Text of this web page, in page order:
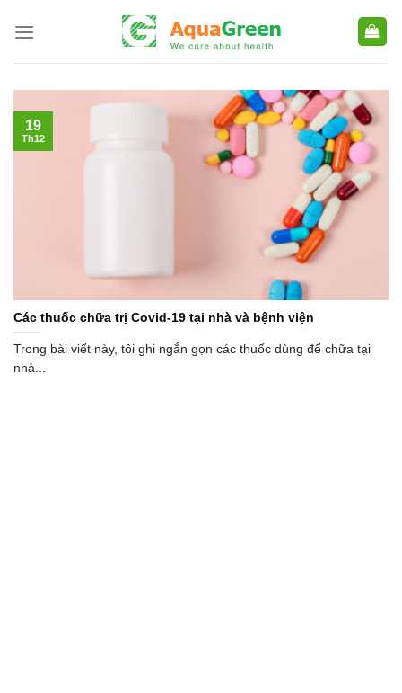
Các thuốc chữa trị Covid-19 tại nhà và bệnh viện
Trong bài viết này, tôi ghi ngắn gọn các thuốc dùng để chữa tại
nhà...
19
Th12